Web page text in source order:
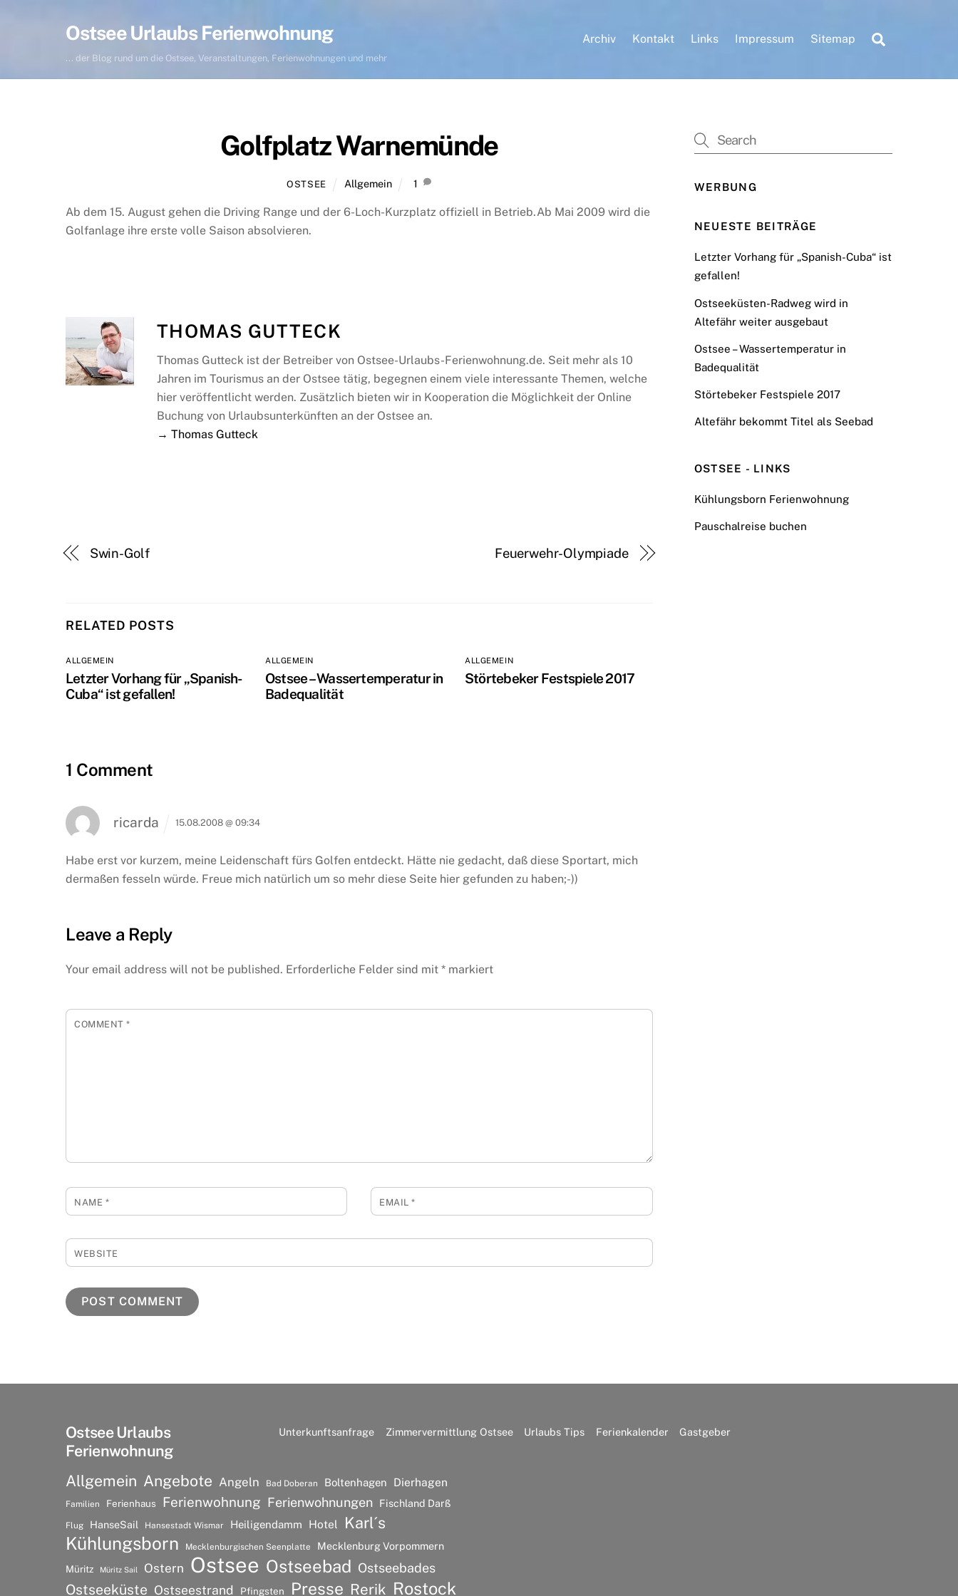
Ostsee Urlaubs Ferienwohnung
... der Blog rund um die Ostsee, Veranstaltungen, Ferienwohnungen und mehr
Archiv Kontakt Links Impressum Sitemap
Golfplatz Warnemünde
OSTSEE Allgemein 1
Ab dem 15. August gehen die Driving Range und der 6-Loch-Kurzplatz offiziell in Betrieb.Ab Mai 2009 wird die
Golfanlage ihre erste volle Saison absolvieren.
THOMAS GUTTECK
Thomas Gutteck ist der Betreiber von Ostsee-Urlaubs-Ferienwohnung.de. Seit mehr als 10
Jahren im Tourismus an der Ostsee tätig, begegnen einem viele interessante Themen, welche
hier veröffentlicht werden. Zusätzlich bieten wir in Kooperation die Möglichkeit der Online
Buchung von Urlaubsunterkünften an der Ostsee an.
→ Thomas Gutteck
Swin-Golf Feuerwehr-Olympiade
RELATED POSTS
ALLGEMEIN
Letzter Vorhang für „Spanish-
Cuba“ ist gefallen!
ALLGEMEIN
Ostsee – Wassertemperatur in
Badequalität
ALLGEMEIN
Störtebeker Festspiele 2017
1 Comment
ricarda 15.08.2008 @ 09:34
Habe erst vor kurzem, meine Leidenschaft fürs Golfen entdeckt. Hätte nie gedacht, daß diese Sportart, mich
dermaßen fesseln würde. Freue mich natürlich um so mehr diese Seite hier gefunden zu haben;-))
Leave a Reply
Your email address will not be published. Erforderliche Felder sind mit * markiert
COMMENT*
NAME * EMAIL*
WEBSITE
WERBUNG
NEUESTE BEITRÄGE
Letzter Vorhang für „Spanish-Cuba“ ist
gefallen!
Ostseeküsten-Radweg wird in
Altefähr weiter ausgebaut
Ostsee – Wassertemperatur in
Badequalität
Störtebeker Festspiele 2017
Altefähr bekommt Titel als Seebad
OSTSEE - LINKS
Kühlungsborn Ferienwohnung
Pauschalreise buchen
Ostsee Urlaubs
Ferienwohnung
Unterkunftsanfrage Zimmervermittlung Ostsee Urlaubs Tips Ferienkalender Gastgeber
Allgemein Angebote Angeln Bad Doberan Boltenhagen Dierhagen
Familien Ferienhaus Ferienwohnung Ferienwohnungen Fischland Darß
Flug HanseSail Hansestadt Wismar Heiligendamm Hotel Karl´s
Kühlungsborn Mecklenburgischen Seenplatte Mecklenburg Vorpommern
Müritz Müritz Sail Ostern Ostsee Ostseebad Ostseebades
Ostseeküste Ostseestrand Pfingsten Presse Rerik Rostock